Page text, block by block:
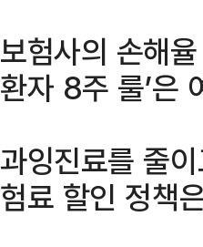
보험사의 손해
환자 8주 룰’은
과잉진료를 줄
험료 할인 정책